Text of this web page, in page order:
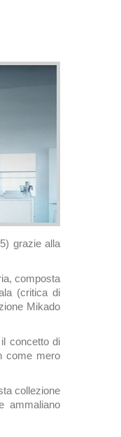
grazie alla
composta
(critica di
Mikado
concetto di
come mero
collezione
ammaliano